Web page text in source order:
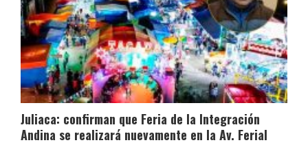
Juliaca: confirman que Feria de la Integración
Andina se realizará nuevamente en la Av. Ferial